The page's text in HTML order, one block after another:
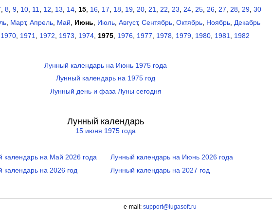
, 8, 9, 10, 11, 12, 13, 14, 15, 16, 17, 18, 19, 20, 21, 22, 23, 24, 25, 26, 27, 28, 29, 30
, Март, Апрель, Май Июнь Июль, Август, Сентябрь, Октябрь, Ноябрь, Декабрь
1970 1971 1972 1973 1974 1975 1976 1977 1978 1979 1980 1981 1982
Лунный календарь на Июнь 1975 года
Лунный календарь на 1975 год
Лунный день и фаза Луны сегодня
Лунный календарь
15 июня 1975 года
календарь на Май 2026 года
календарь на 2026 год
Лунный календарь на Июнь 2026 года
Лунный календарь на 2027 год
e-mail: support@lugasoft.ru